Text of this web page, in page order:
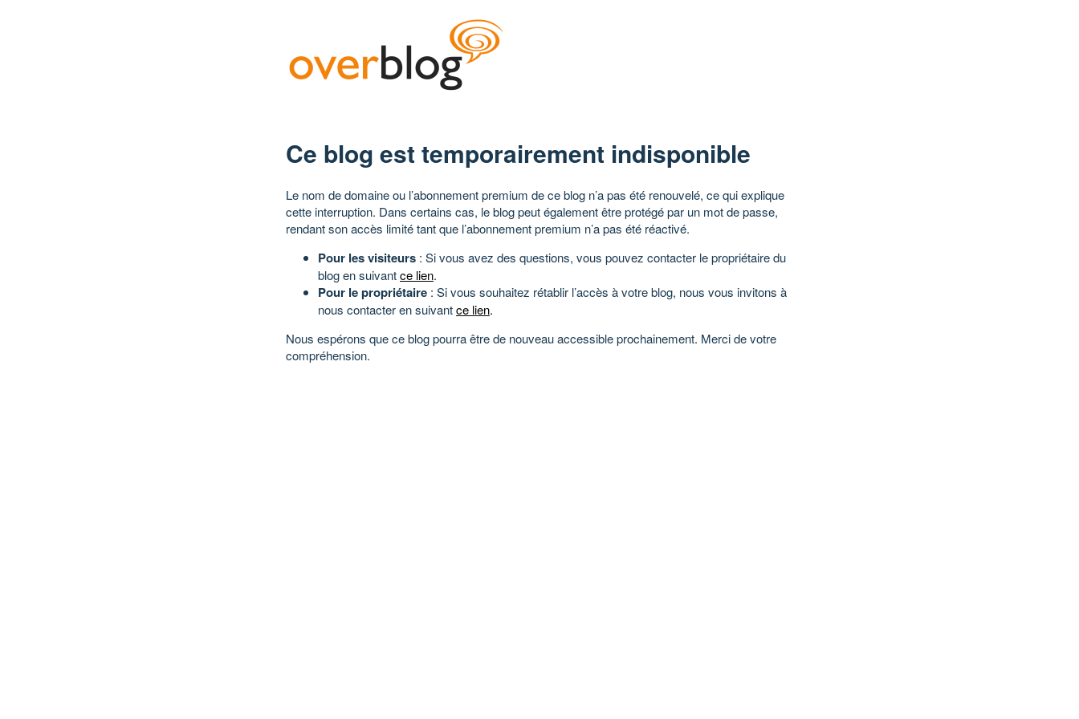
Ce blog est temporairement indisponible
Le nom de domaine ou l’abonnement premium de ce blog n’a pas été renouvelé, ce qui explique
cette interruption. Dans certains cas, le blog peut également être protégé par un mot de passe,
rendant son accès limité tant que l’abonnement premium n’a pas été réactivé.
Pour les visiteurs : Si vous avez des questions, vous pouvez contacter le propriétaire du
blog en suivantce lien.
Pour le propriétaire : Si vous souhaitez rétablir l’accès à votre blog, nous vous invitons à
nous contacter en suivantce lien.
Nous espérons que ce blog pourra être de nouveau accessible prochainement. Merci de votre
compréhension.